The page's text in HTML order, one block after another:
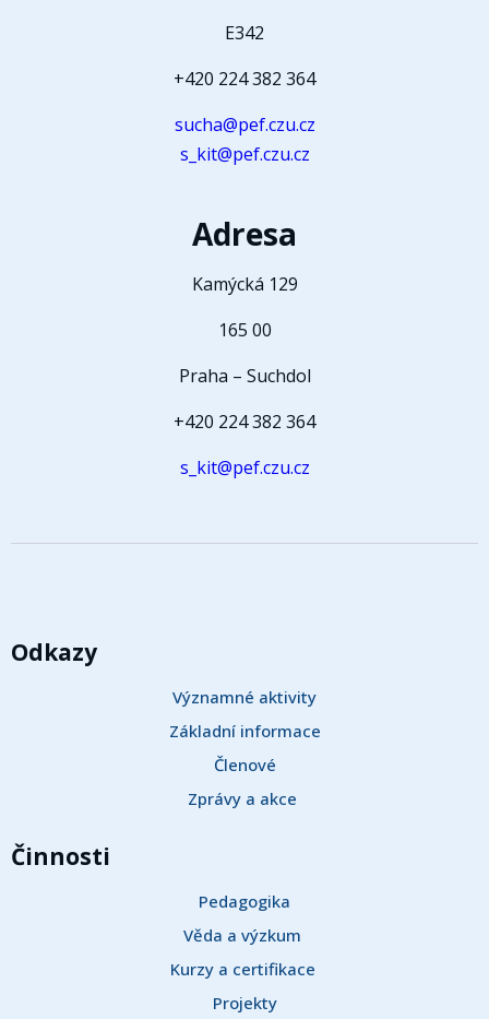
E342
+420 224 382 364
sucha@pef.czu.cz
s_kit@pef.czu.cz
Adresa
Kamýcká 129
165 00
Praha – Suchdol
+420 224 382 364
s_kit@pef.czu.cz
Odkazy
Významné aktivity
Základní informace
Členové
Zprávy a akce
Činnosti
Pedagogika
Věda a výzkum
Kurzy a certifikace
Projekty